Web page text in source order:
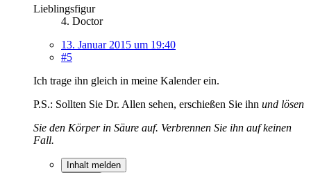
Lieblingsfigur
4. Doctor
13. Januar 2015 um 19:40
#5
Ich trage ihn gleich in meine Kalender ein.
P.S.: Sollten Sie Dr. Allen sehen, erschießen Sie ihn und lösen
Sie den Körper in Säure auf. Verbrennen Sie ihn auf keinen
Fall.
Inhalt melden